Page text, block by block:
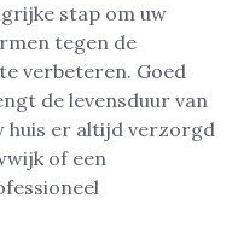
stap om uw
tegen de
verbeteren. Goed
de levensduur van
huis er altijd verzorgd
of een